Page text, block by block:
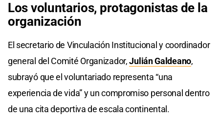
Los voluntarios, protagonistas de la
organización
El secretario de Vinculación Institucional y coordinador
general del Comité Organizador,Julián Galdeano,
subrayó que el voluntariado representa “una
experiencia de vida” y un compromiso personal dentro
de una cita deportiva de escala continental.